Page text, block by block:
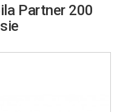
Partner 200